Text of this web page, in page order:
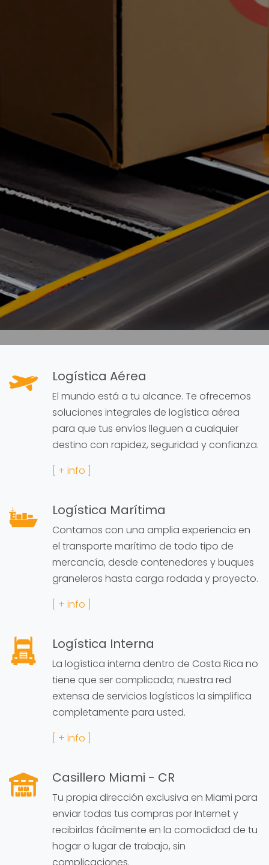
Logística Aérea
El mundo está a tu alcance. Te ofrecemos
soluciones integrales de logística aérea
para que tus envíos lleguen a cualquier
destino con rapidez, seguridad y confianza.
[ + info ]
Logística Marítima
Contamos con una amplia experiencia en
el transporte marítimo de todo tipo de
mercancía, desde contenedores y buques
graneleros hasta carga rodada y proyecto.
[ + info ]
Logística Interna
La logística interna dentro de Costa Rica no
tiene que ser complicada; nuestra red
extensa de servicios logísticos la simplifica
completamente para usted.
[ + info ]
Casillero Miami - CR
Tu propia dirección exclusiva en Miami para
enviar todas tus compras por Internet y
recibirlas fácilmente en la comodidad de tu
hogar o lugar de trabajo, sin
complicaciones.